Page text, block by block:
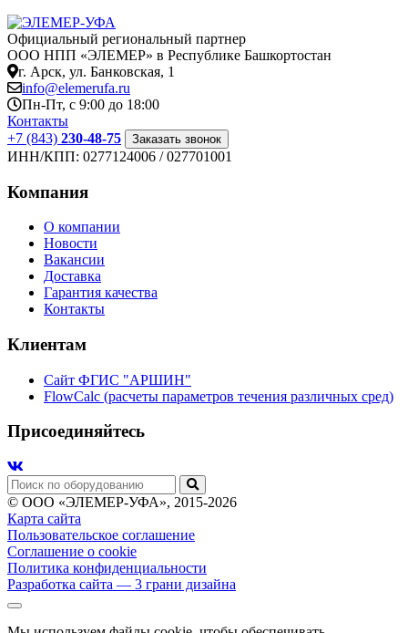
Официальный региональный партнер
ООО НПП «ЭЛЕМЕР» в Республике Башкортостан
г. Арск, ул. Банковская, 1
info@elemerufa.ru
Пн-Пт, с 9:00 до 18:00
Контакты
+7 (843) 230-48-75 Заказать звонок
ИНН/КПП: 0277124006 / 027701001
Компания
О компании
Новости
Вакансии
Доставка
Гарантия качества
Контакты
Клиентам
Сайт ФГИС "АРШИН"
FlowCalc (расчеты параметров течения различных сред)
Присоединяйтесь
© ООО «ЭЛЕМЕР-УФА», 2015-2026
Карта сайта
Пользовательское соглашение
Соглашение о cookie
Политика конфиденциальности
Разработка сайта — 3 грани дизайна